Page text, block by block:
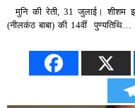
मुनि की रेती, 31 जुलाई। शीशम
(नीलकंठ बाबा) की 14वीं पुण्यतिथि…